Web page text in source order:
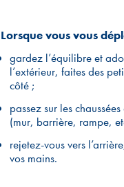
Lorsque vous vous
gardez l’équilibre et
l’extérieur, faites des
côté ;
passez sur les
(mur, barrière, rampe,
rejetez-vous vers
vos mains.